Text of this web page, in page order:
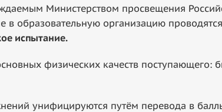
Министерством просвещения
в образовательную организацию
испытание.
физических качеств поступающего:
унифицируются путём перевода в